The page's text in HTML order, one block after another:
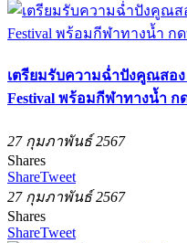
เตรียมรับความฉ่ำปังคูณสอง
Festival พร้อมกีฬาทางน้ำ
27 กุมภาพันธ์ 2567
Shares
ShareTweet
27 กุมภาพันธ์ 2567
Shares
ShareTweet